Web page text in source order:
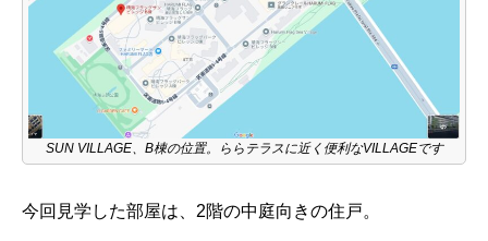
SUN VILLAGE、B棟の位置。ららテラスに近く便利なVILLAGEです
今回見学した部屋は、2階の中庭向きの住戸。